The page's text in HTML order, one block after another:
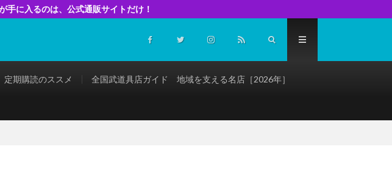
に入るのは、公式通販サイトだけ！
定期購読のススメ 全国武道具店ガイド 地域を支える名店［2026年］